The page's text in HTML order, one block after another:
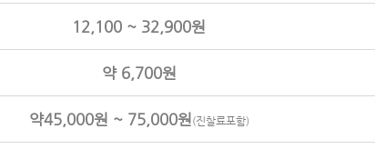
12,100 ~ 32,900원
약 6,700원
약45,000원 ~ 75,000원(진찰료포함)